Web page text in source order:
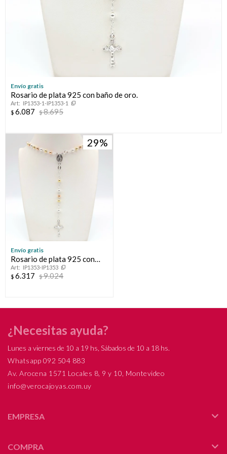
Envío gratis
Rosario de plata 925 con baño de oro.
IP1353-1-IP1353-1
$ 6.087 $8.695
29
Envío gratis
Rosario de plata 925 con
baño de oro.
IP1353-IP1353
$ 6.317 $9.024
¿Necesitas ayuda?
Lunes a viernes de 10 a 19 hs, Sábados de 10 a 18 hs.
Whatsapp 092 504 883
Av. Arocena 1571 Locales 8, 9 y 10, Montevideo
info@verocajoyas.com.uy
EMPRESA
COMPRA